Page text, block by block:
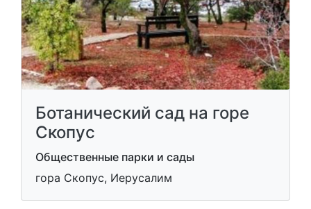
Ботанический сад на горе
Скопус
Общественные парки и сады
гора Скопус, Иерусалим